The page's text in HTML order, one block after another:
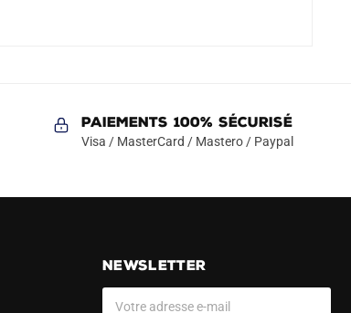
Paiements 100% Sécurisé
Visa / MasterCard / Mastero / Paypal
NEWSLETTER